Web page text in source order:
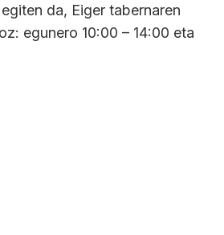
da, Eiger tabernaren
egunero 10:00 – 14:00 eta